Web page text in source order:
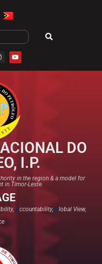
DO
I.P.
in the region & a model for
in Timor-Leste.
Accountability, Global View,